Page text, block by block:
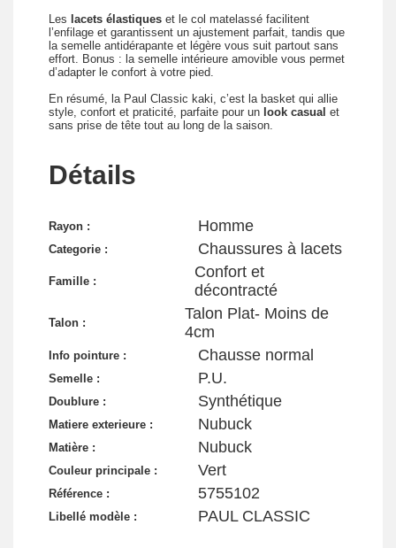
Les lacets élastiques et le col matelassé facilitent
l’enfilage et garantissent un ajustement parfait, tandis que
la semelle antidérapante et légère vous suit partout sans
effort. Bonus : la semelle intérieure amovible vous permet
d’adapter le confort à votre pied.
En résumé, la Paul Classic kaki, c’est la basket qui allie
style, confort et praticité, parfaite pour un look casual et
sans prise de tête tout au long de la saison.
Détails
Rayon : Homme
Categorie : Chaussures à lacets
Famille :
Confort et
décontracté
Talon :
Talon Plat- Moins de
4cm
Info pointure : Chausse normal
Semelle : P.U.
Doublure : Synthétique
Matiere exterieure : Nubuck
Matière : Nubuck
Couleur principale : Vert
Référence : 5755102
Libellé modèle : PAUL CLASSIC